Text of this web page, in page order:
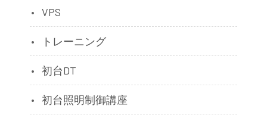
VPS
トレーニング
初台DT
初台照明制御講座